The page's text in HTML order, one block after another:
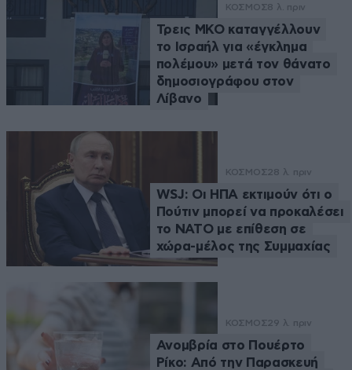
ΚΟΣΜΟΣ8 λ. πριν
Τρεις ΜΚΟ καταγγέλλουν
το Ισραήλ για «έγκλημα
πολέμου» μετά τον θάνατο
δημοσιογράφου στον
Λίβανο
ΚΟΣΜΟΣ28 λ. πριν
WSJ: Οι ΗΠΑ εκτιμούν ότι ο
Πούτιν μπορεί να προκαλέσει
το ΝΑΤΟ με επίθεση σε
χώρα-μέλος της Συμμαχίας
ΚΟΣΜΟΣ29 λ. πριν
Ανομβρία στο Πουέρτο
Ρίκο: Από την Παρασκευή